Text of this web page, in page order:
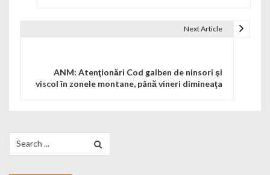
Next Article
ANM: Atenţionări Cod galben de ninsori şi
viscol în zonele montane, până vineri dimineaţa